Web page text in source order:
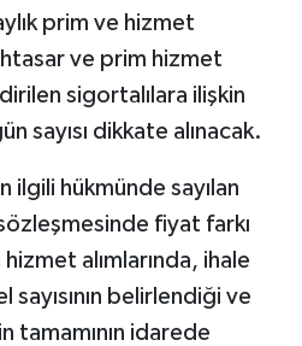
prim ve hizmet
ve prim hizmet
sigortalılara ilişkin
sayısı dikkate alınacak.
ilgili hükmünde sayılan
fiyat farkı
alımlarında, ihale
sayısının belirlendiği ve
tamamının idarede